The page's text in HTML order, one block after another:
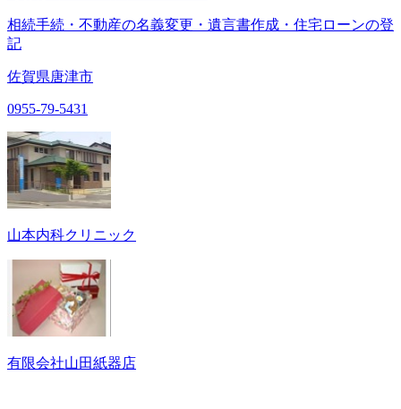
相続手続・不動産の名義変更・遺言書作成・住宅ローンの登
記
佐賀県唐津市
0955-79-5431
山本内科クリニック
有限会社山田紙器店